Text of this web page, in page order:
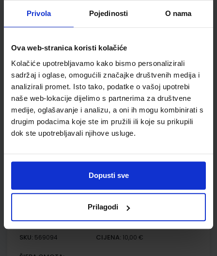
Privola Pojedinosti O nama
Ova web-stranica koristi kolačiće
Kolačiće upotrebljavamo kako bismo personalizirali
sadržaj i oglase, omogućili značajke društvenih medija i
analizirali promet. Isto tako, podatke o vašoj upotrebi
naše web-lokacije dijelimo s partnerima za društvene
medije, oglašavanje i analizu, a oni ih mogu kombinirati s
drugim podacima koje ste im pružili ili koje su prikupili
dok ste upotrebljavali njihove usluge.
Dopusti sve
Prilagodi
društvo u četvrtom razredu osnovne škole
Autor(i): Tamara Kisovar Ivanda Alena Letina Zdenko Braičić
Nakladnik:ŠKOLSKA KNJIGA d.d.
Registarski broj ministarstva:
7637-DOM
SKU:569092 CIJENA:11,00 €
ŠIFRA OMOTA:500162
Udžbenik Omot
društvo u četvrtom razredu osnovne škole
Autor(i):Krajček Kolobarić Barun Ferenčak Tečić Kalogjera Kalogjera
ŠKOLSKA KNJIGA d.d.
Registarski broj ministarstva:
7637-DOM3
SKU: 569094 CIJENA: 10,00 €